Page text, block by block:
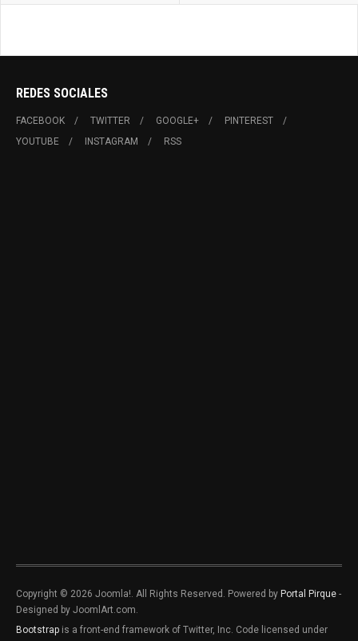
REDES SOCIALES
FACEBOOK TWITTER GOOGLE+
PINTEREST
YOUTUBE
INSTAGRAM RSS
Copyright © 2026 Joomla!. All Rights Reserved. Powered by Portal Pirque -
Designed by JoomlArt.com.
Bootstrap is a front-end framework of Twitter, Inc. Code licensed under